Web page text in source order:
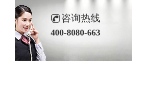
咨询热线
400-8080-663